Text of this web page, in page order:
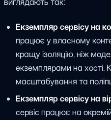
Екземпляр сервісу на
працює у власному
кращу ізоляцію, ніж
екземплярами на хості.
масштабування та
Екземпляр сервісу на
сервіс працює на